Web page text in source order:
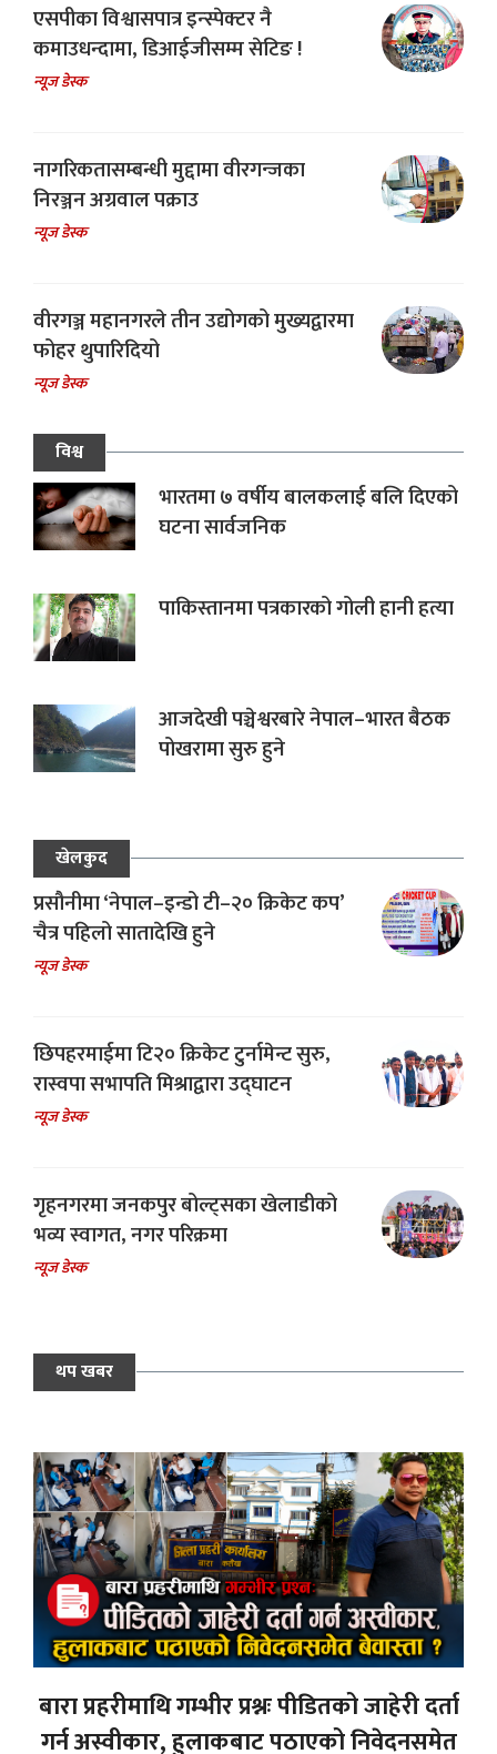
एसपीका विश्वासपात्र इन्स्पेक्टर नै
कमाउधन्दामा, डिआईजीसम्म सेटिङ !
न्यूज डेस्क
नागरिकतासम्बन्धी मुद्दामा वीरगन्जका
निरञ्जन अग्रवाल पक्राउ
न्यूज डेस्क
वीरगञ्ज महानगरले तीन उद्योगको मुख्यद्वारमा
फोहर थुपारिदियो
न्यूज डेस्क
विश्व
भारतमा ७ वर्षीय बालकलाई बलि दिएको
घटना सार्वजनिक
पाकिस्तानमा पत्रकारको गोली हानी हत्या
आजदेखी पञ्चेश्वरबारे नेपाल–भारत बैठक
पोखरामा सुरु हुने
खेलकुद
प्रसौनीमा ‘नेपाल–इन्डो टी–२० क्रिकेट कप’
चैत्र पहिलो सातादेखि हुने
न्यूज डेस्क
छिपहरमाईमा टि२० क्रिकेट टुर्नामेन्ट सुरु,
रास्वपा सभापति मिश्राद्वारा उद्घाटन
न्यूज डेस्क
गृहनगरमा जनकपुर बोल्ट्सका खेलाडीको
भव्य स्वागत, नगर परिक्रमा
न्यूज डेस्क
थप खबर
बारा प्रहरीमाथि गम्भीर प्रश्नः पीडितको जाहेरी दर्ता
गर्न अस्वीकार, हुलाकबाट पठाएको निवेदनसमेत